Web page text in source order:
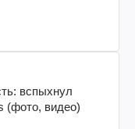
вспыхнул
(фото, видео)